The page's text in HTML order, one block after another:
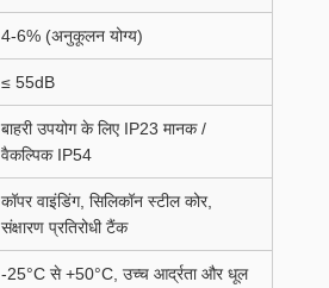
4-6% (अनुकूलन योग्य)
≤ 55dB
बाहरी उपयोग के लिए IP23 मानक /
वैकल्पिक IP54
कॉपर वाइंडिंग, सिलिकॉन स्टील कोर,
संक्षारण प्रतिरोधी टैंक
-25°C से +50°C, उच्च आर्द्रता और धूल